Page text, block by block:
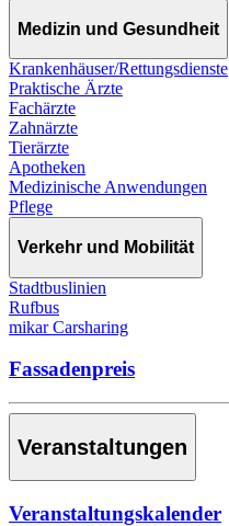
Medizin und Gesundheit
Krankenhäuser/Rettungsdienste
Praktische Ärzte
Fachärzte
Zahnärzte
Tierärzte
Apotheken
Medizinische Anwendungen
Pflege
Verkehr und Mobilität
Stadtbuslinien
Rufbus
mikar Carsharing
Fassadenpreis
Veranstaltungen
Veranstaltungskalender